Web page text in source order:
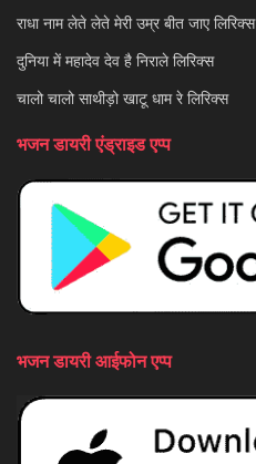
राधा नाम लेते लेते मेरी उम्र बीत जाए लिरिक्स
दुनिया में महादेव देव है निराले लिरिक्स
चालो चालो साथीड़ो खाटू धाम रे लिरिक्स
भजन डायरी एंड्राइड एप्प
भजन डायरी आईफोन एप्प